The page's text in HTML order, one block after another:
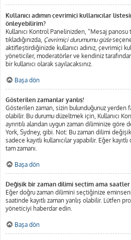
Kullanıcı adımın çevrimiçi kullanıcılar
önleyebilirim?
Kullanıcı Kontrol Panelinizden, “Mesaj
tıkladığınızda, Çevrimiçi durumumu gizle
aktifleştirdiğinizde kullanıcı adınız, çevrimiçi
yöneticiler, moderatörler ve kendiniz
bir kullanıcı olarak sayılacaksınız.
Başa dön
Gösterilen zamanlar yanlış!
Gösterilen zaman, sizin bulunduğunuz yerden
olabilir. Bu durumu düzeltmek için, Kullanıcı
ayrıntılı alandan uygun zaman diliminize göre
York, Sydney, gibi. Not: Bu zaman dilimi
sadece kayıtlı kullanıcılar yapabilir. Eğer
tam zamanı.
Başa dön
Değişik bir zaman dilimi seçtim ama saatler
Eğer doğru zaman dilimini seçtiğinize
saatinde kayıtlı zaman yanlış olabilir. Lütfen
yöneticiyi haberdar edin.
Başa dön